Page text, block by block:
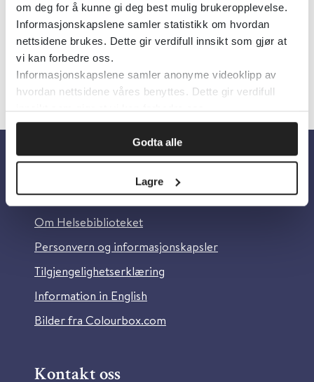
om deg for å kunne gi deg best mulig brukeropplevelse.
Informasjonskapslene samler statistikk om hvordan
nettsidene brukes. Dette gir verdifull innsikt som gjør at
vi kan forbedre oss.
Informasjonskapslene samler anonyme videoklipp av
hvordan nettsidene våres benyttes. Dette gir verdifull
innsikt som gjør at vi kan forbedre oss.
Godta alle
Lagre
Detaljer
Om Helsebiblioteket
Personvern og informasjonskapsler
Tilgjengelighetserklæring
Information in English
Bilder fra Colourbox.com
Kontakt oss